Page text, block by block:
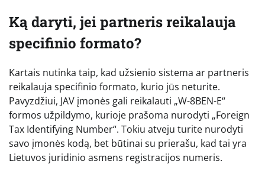
Ką daryti, jei partneris reikalauja
specifinio formato?
Kartais nutinka taip, kad užsienio sistema ar partneris
reikalauja specifinio formato, kurio jūs neturite.
Pavyzdžiui, JAV įmonės gali reikalauti „W-8BEN-E“
formos užpildymo, kurioje prašoma nurodyti „Foreign
Tax Identifying Number“. Tokiu atveju turite nurodyti
savo įmonės kodą, bet būtinai su prierašu, kad tai yra
Lietuvos juridinio asmens registracijos numeris.